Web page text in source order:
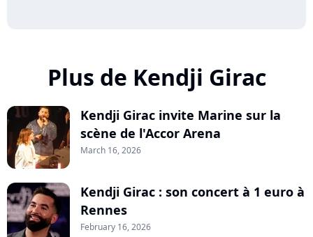
Plus de Kendji Girac
Kendji Girac invite Marine sur la
scène de l'Accor Arena
March 16, 2026
Kendji Girac : son concert à 1 euro à
Rennes
February 16, 2026